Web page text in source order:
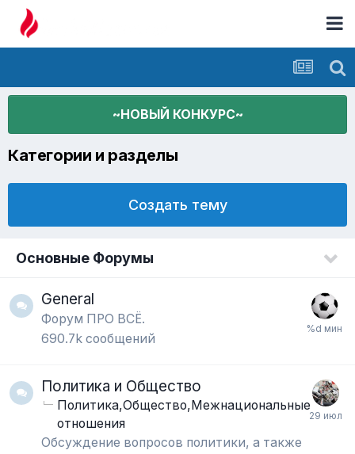
~НОВЫЙ КОНКУРС~
Категории и разделы
Создать тему
Основные Форумы
General
Форум ПРО ВСЁ.
690.7k сообщений
Политика и Общество
Политика,Общество,Межнациональные
отношения
Обсуждение вопросов политики, а также